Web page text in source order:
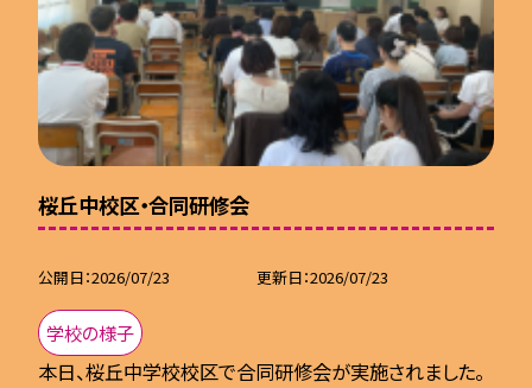
桜丘中校区・合同研修会
公開日 2026/07/23 更新日 2026/07/23
学校の様子
本日、桜丘中学校校区で合同研修会が実施されました。